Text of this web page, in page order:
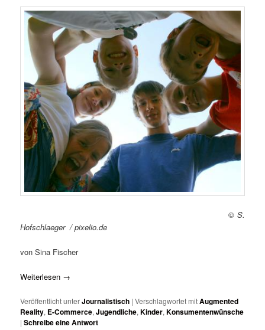
© S.
Hofschlaeger / pixelio.de
von Sina Fischer
Weiterlesen →
Veröffentlicht unterJournalistisch |Verschlagwortet mitAugmented
Reality, E-Commerce,Jugendliche,Kinder,Konsumentenwünsche
|Schreibe eine Antwort